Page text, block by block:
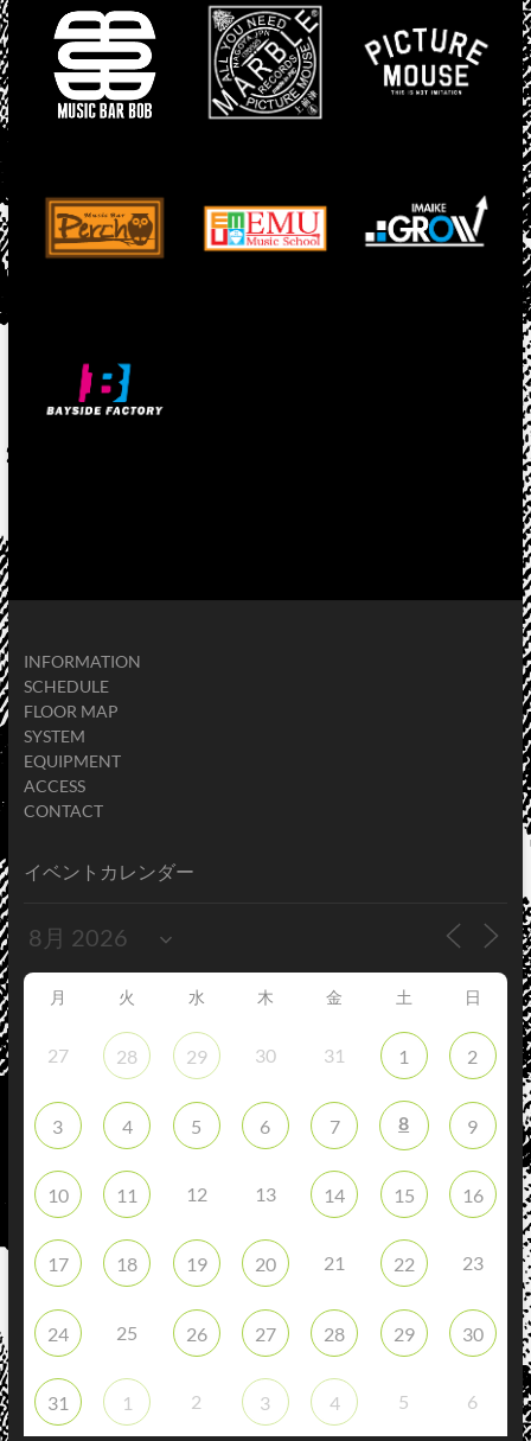
INFORMATION
SCHEDULE
FLOOR MAP
SYSTEM
EQUIPMENT
ACCESS
CONTACT
イベントカレンダー
月 火 水 木 金 土 日
27 28 29 30 31 1 2
3 4 5 6 7 8 9
10 11 12 13 14 15 16
17 18 19 20 21 22 23
24 25 26 27 28 29 30
31 1 2 3 4 5 6